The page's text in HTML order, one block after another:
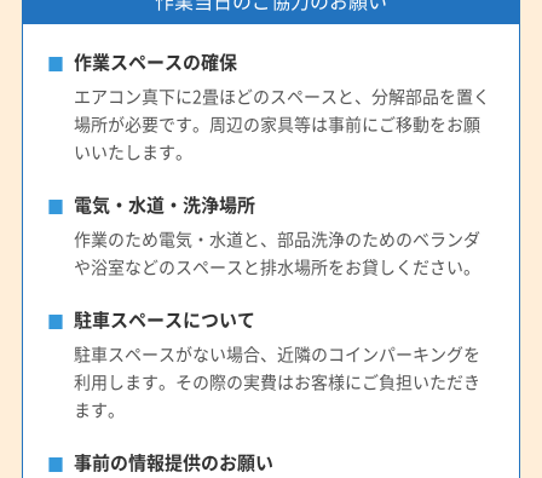
作業スペースの確保
エアコン真下に2畳ほどのスペースと、分解部品を置く
場所が必要です。周辺の家具等は事前にご移動をお願
いいたします。
電気・水道・洗浄場所
作業のため電気・水道と、部品洗浄のためのベランダ
や浴室などのスペースと排水場所をお貸しください。
駐車スペースについて
駐車スペースがない場合、近隣のコインパーキングを
利用します。その際の実費はお客様にご負担いただき
ます。
事前の情報提供のお願い